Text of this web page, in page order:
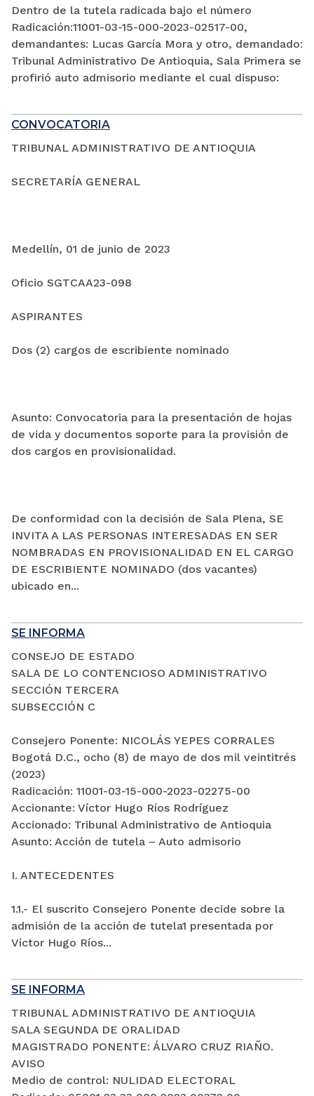
Dentro de la tutela radicada bajo el número
Radicación:11001-03-15-000-2023-02517-00,
demandantes: Lucas García Mora y otro, demandado:
Tribunal Administrativo De Antioquia, Sala Primera se
profirió auto admisorio mediante el cual dispuso:
CONVOCATORIA
TRIBUNAL ADMINISTRATIVO DE ANTIOQUIA
SECRETARÍA GENERAL
Medellín, 01 de junio de 2023
Oficio SGTCAA23-098
ASPIRANTES
Dos (2) cargos de escribiente nominado
Asunto: Convocatoria para la presentación de hojas
de vida y documentos soporte para la provisión de
dos cargos en provisionalidad.
De conformidad con la decisión de Sala Plena, SE
INVITA A LAS PERSONAS INTERESADAS EN SER
NOMBRADAS EN PROVISIONALIDAD EN EL CARGO
DE ESCRIBIENTE NOMINADO (dos vacantes)
ubicado en...
SE INFORMA
CONSEJO DE ESTADO
SALA DE LO CONTENCIOSO ADMINISTRATIVO
SECCIÓN TERCERA
SUBSECCIÓN C
Consejero Ponente: NICOLÁS YEPES CORRALES
Bogotá D.C., ocho (8) de mayo de dos mil veintitrés
(2023)
Radicación: 11001-03-15-000-2023-02275-00
Accionante: Víctor Hugo Ríos Rodríguez
Accionado: Tribunal Administrativo de Antioquia
Asunto: Acción de tutela – Auto admisorio
I. ANTECEDENTES
1.1.- El suscrito Consejero Ponente decide sobre la
admisión de la acción de tutela1 presentada por
Víctor Hugo Ríos...
SE INFORMA
TRIBUNAL ADMINISTRATIVO DE ANTIOQUIA
SALA SEGUNDA DE ORALIDAD
MAGISTRADO PONENTE: ÁLVARO CRUZ RIAÑO.
AVISO
Medio de control: NULIDAD ELECTORAL